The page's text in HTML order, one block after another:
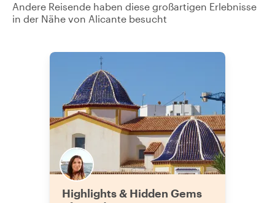
Andere Reisende haben diese großartigen Erlebnisse
in der Nähe von Alicante besucht
Highlights & Hidden Gems